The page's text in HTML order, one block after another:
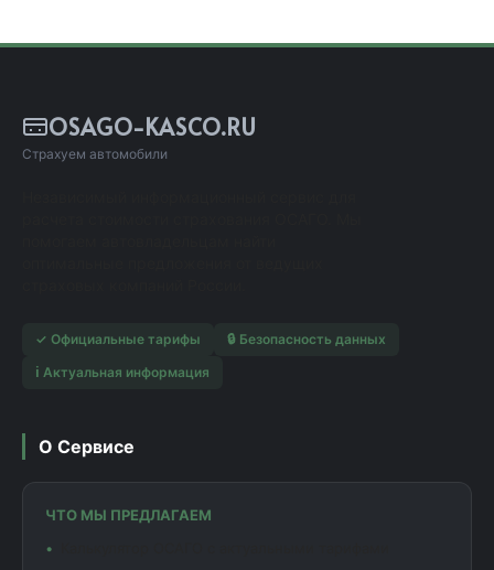
OSAGO-KASCO.RU
Страхуем автомобили
✓ Официальные тарифы
🔒 Безопасность данных
ℹ️ Актуальная информация
О Сервисе
ЧТО МЫ ПРЕДЛАГАЕМ